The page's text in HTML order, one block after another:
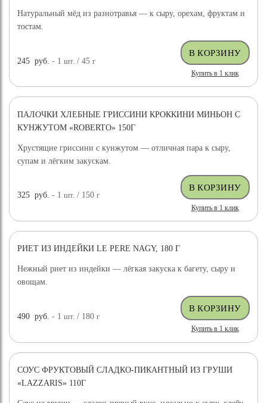
Натуральный мёд из разнотравья — к сыру, орехам, фруктам и
тостам.
245 руб. - 1шт. / 45г
Купить в 1 клик
ПАЛОЧКИ ХЛЕБНЫЕ ГРИССИНИ КРОККИНИ МИНЬОН С
КУНЖУТОМ «ROBERTO» 150Г
Хрустящие гриссини с кунжутом — отличная пара к сыру,
супам и лёгким закускам.
325 руб. - 1шт. / 150г
Купить в 1 клик
РИЕТ ИЗ ИНДЕЙКИ LE PERE NAGY, 180 Г
Нежный риет из индейки — лёгкая закуска к багету, сыру и
овощам.
490 руб. - 1шт. / 180г
Купить в 1 клик
СОУС ФРУКТОВЫЙ СЛАДКО-ПИКАНТНЫЙ ИЗ ГРУШИ
«LAZZARIS» 110Г